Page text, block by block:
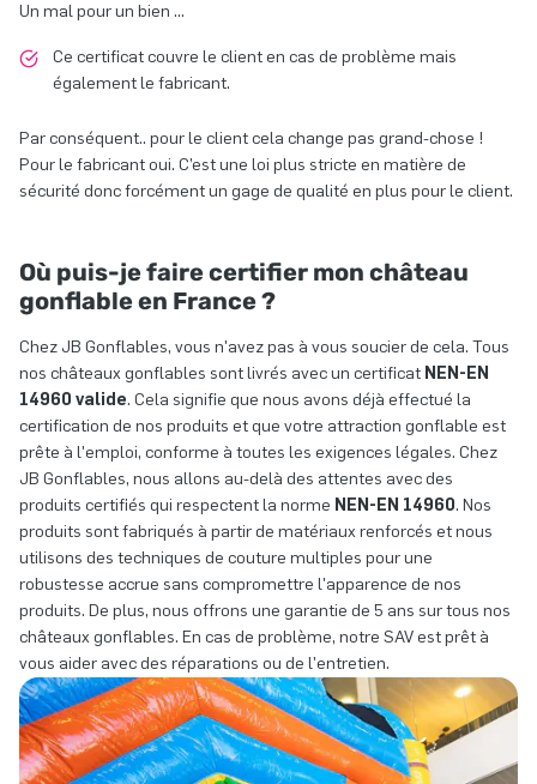
Un mal pour un bien …
Ce certificat couvre le client en cas de problème mais
également le fabricant.
Par conséquent.. pour le client cela change pas grand-chose !
Pour le fabricant oui. C’est une loi plus stricte en matière de
sécurité donc forcément un gage de qualité en plus pour le client.
Où puis-je faire certifier mon château
gonflable en France ?
Chez JB Gonflables, vous n'avez pas à vous soucier de cela. Tous
nos châteaux gonflables sont livrés avec un certificat NEN-EN
14960 valide. Cela signifie que nous avons déjà effectué la
certification de nos produits et que votre attraction gonflable est
prête à l'emploi, conforme à toutes les exigences légales. Chez
JB Gonflables, nous allons au-delà des attentes avec des
produits certifiés qui respectent la norme NEN-EN 14960. Nos
produits sont fabriqués à partir de matériaux renforcés et nous
utilisons des techniques de couture multiples pour une
robustesse accrue sans compromettre l'apparence de nos
produits. De plus, nous offrons une garantie de 5 ans sur tous nos
châteaux gonflables. En cas de problème, notre SAV est prêt à
vous aider avec des réparations ou de l'entretien.